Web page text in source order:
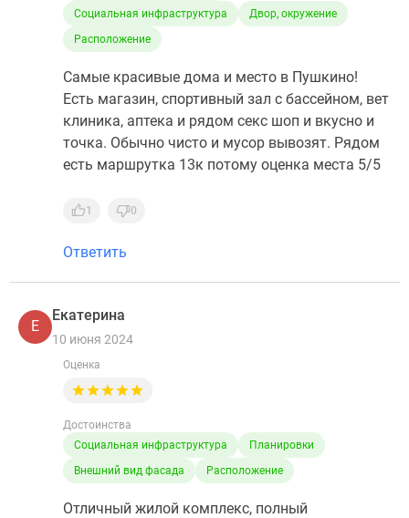
Социальная инфраструктура
Двор, окружение
Расположение
Самые красивые дома и место в Пушкино!
Есть магазин, спортивный зал с бассейном, вет
клиника, аптека и рядом секс шоп и вкусно и
точка. Обычно чисто и мусор вывозят. Рядом
есть маршрутка 13к потому оценка места 5/5
1 0
Ответить
Е
Екатерина
10 июня 2024
Оценка
Достоинства
Социальная инфраструктура
Планировки
Внешний вид фасада
Расположение
Отличный жилой комплекс, полный